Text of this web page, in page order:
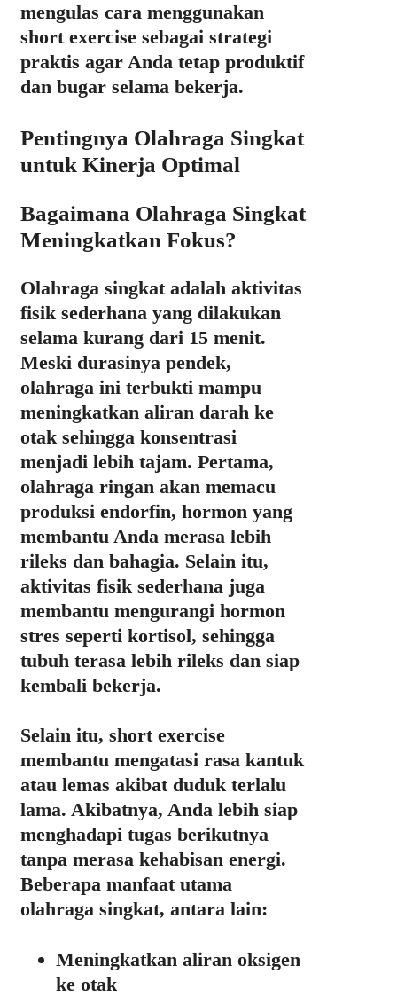
mengulas cara menggunakan
short exercise sebagai strategi
praktis agar Anda tetap produktif
dan bugar selama bekerja.
Pentingnya Olahraga Singkat
untuk Kinerja Optimal
Bagaimana Olahraga Singkat
Meningkatkan Fokus?
Olahraga singkat adalah aktivitas
fisik sederhana yang dilakukan
selama kurang dari 15 menit.
Meski durasinya pendek,
olahraga ini terbukti mampu
meningkatkan aliran darah ke
otak sehingga konsentrasi
menjadi lebih tajam. Pertama,
olahraga ringan akan memacu
produksi endorfin, hormon yang
membantu Anda merasa lebih
rileks dan bahagia. Selain itu,
aktivitas fisik sederhana juga
membantu mengurangi hormon
stres seperti kortisol, sehingga
tubuh terasa lebih rileks dan siap
kembali bekerja.
Selain itu, short exercise
membantu mengatasi rasa kantuk
atau lemas akibat duduk terlalu
lama. Akibatnya, Anda lebih siap
menghadapi tugas berikutnya
tanpa merasa kehabisan energi.
Beberapa manfaat utama
olahraga singkat, antara lain:
Meningkatkan aliran oksigen
ke otak